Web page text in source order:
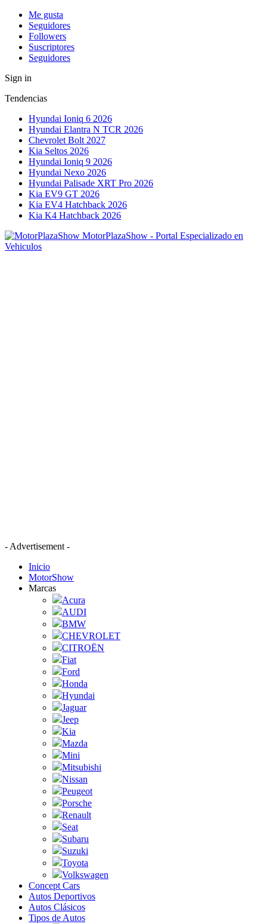
Me gusta
Seguidores
Followers
Suscriptores
Seguidores
Sign in
Tendencias
Hyundai Ioniq 6 2026
Hyundai Elantra N TCR 2026
Chevrolet Bolt 2027
Kia Seltos 2026
Hyundai Ioniq 9 2026
Hyundai Nexo 2026
Hyundai Palisade XRT Pro 2026
Kia EV9 GT 2026
Kia EV4 Hatchback 2026
Kia K4 Hatchback 2026
MotorPlazaShow - Portal Especializado en
Vehiculos
- Advertisement -
Inicio
MotorShow
Marcas
Acura
AUDI
BMW
CHEVROLET
CITROËN
Fiat
Ford
Honda
Hyundai
Jaguar
Jeep
Kia
Mazda
Mini
Mitsubishi
Nissan
Peugeot
Porsche
Renault
Seat
Subaru
Suzuki
Toyota
Volkswagen
Concept Cars
Autos Deportivos
Autos Clásicos
Tipos de Autos